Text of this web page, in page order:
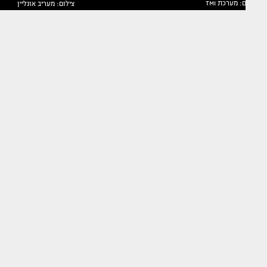
בוצ'ן
צילום: מעריב אונליין
לשלב הבא?
צילום: מערכת TMI